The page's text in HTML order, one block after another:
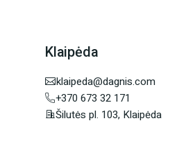
Klaipėda
klaipeda@dagnis.com
+370 673 32 171
Šilutės pl. 103, Klaipėda